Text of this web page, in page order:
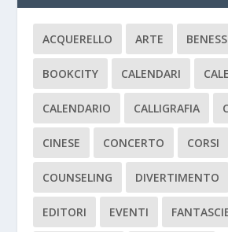
ACQUERELLO ARTE
BOOKCITY CALENDARI
CALENDARIO CALLIGRAFIA
CINESE CONCERTO CORSI
COUNSELING DIVERTIMENTO
EDITORI EVENTI